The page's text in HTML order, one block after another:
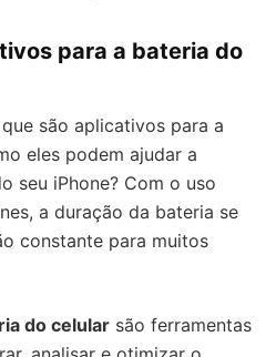
para a bateria do
são aplicativos para a
eles podem ajudar a
seu iPhone? Com o uso
a duração da bateria se
constante para muitos
do celular são ferramentas